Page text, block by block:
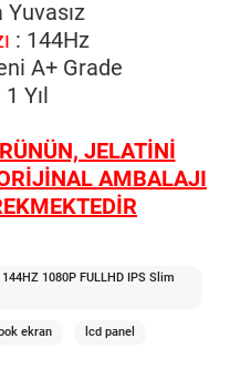
Yuvasız
: 144Hz
A+ Grade
1 Yıl
JELATİNİ
AMBALAJI
1080P FULLHD IPS Slim
ekran lcd panel